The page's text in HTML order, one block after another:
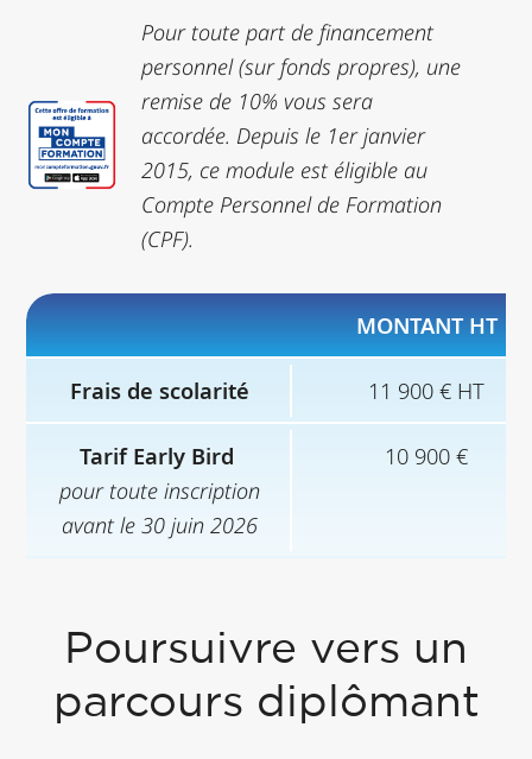
Pour toute part de financement
personnel (sur fonds propres), une
remise de 10% vous sera
accordée. Depuis le 1er janvier
2015, ce module est éligible au
Compte Personnel de Formation
(CPF).
MONTANT HT
Frais de scolarité 11 900 € HT
Tarif Early Bird
pour toute inscription
avant le 30 juin 2026
10 900 €
Poursuivre vers un
parcours diplômant